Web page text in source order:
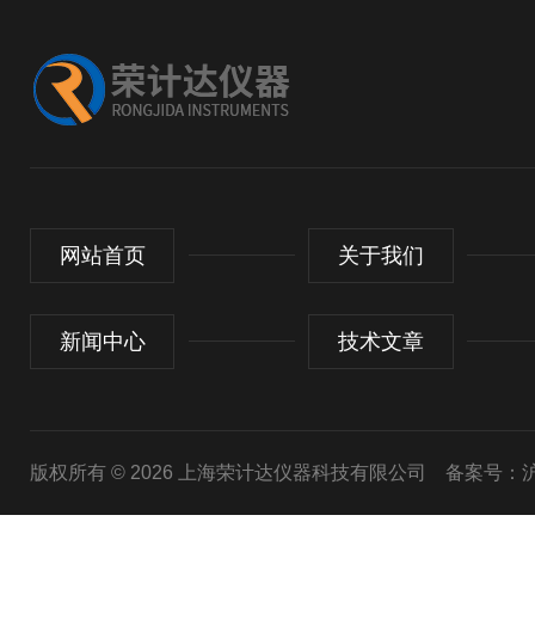
网站首页 关于我们
新闻中心 技术文章
版权所有 © 2026 上海荣计达仪器科技有限公司 备案号：